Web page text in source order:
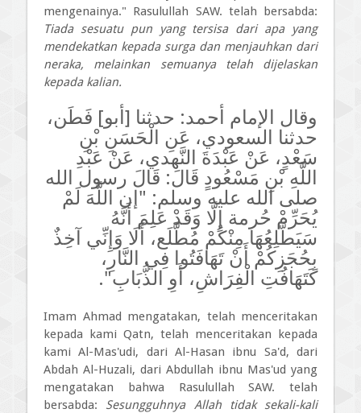
mengenainya." Rasulullah SAW. telah bersabda:
Tiada sesuatu pun yang tersisa dari apa yang
mendekatkan kepada surga dan menjauhkan dari
neraka, melainkan semuanya telah dijelaskan
kepada kalian.
وقال الإمام أحمد: حدثنا [أبو] فَطَن،
حدثنا السعودي، عَنِ الْحَسَنِ بْنِ
سَعْدٍ، عَنْ عَبْدَةَ النَّهدي، عَنْ عَبْدِ
اللَّهِ بْنِ مَسْعُودٍ قَالَ: قَالَ رسول الله
صلى الله عليه وسلم: "إن اللَّهَ لَمْ
يُحَرِّمْ حُرمة إِلَّا وَقَدْ عَلِمَ أَنَّهُ
سَيَطَّلِعُهَا مِنْكُمْ مُطَّلَع، أَلَا وَإِنِّي آخِذٌ
بِحُجَزِكُمْ أَنْ تَهَافَتُوا فِي النَّارِ،
كَتَهَافُتِ الْفِرَاشِ، أَوِ الذُّبَابِ".
Imam Ahmad mengatakan, telah menceritakan
kepada kami Qatn, telah menceritakan kepada
kami Al-Mas'udi, dari Al-Hasan ibnu Sa'd, dari
Abdah Al-Huzali, dari Abdullah ibnu Mas'ud yang
mengatakan bahwa Rasulullah SAW. telah
bersabda: Sesungguhnya Allah tidak sekali-kali